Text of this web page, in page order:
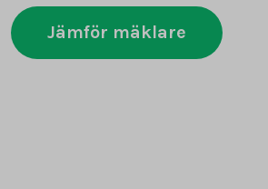
Jämför mäklare